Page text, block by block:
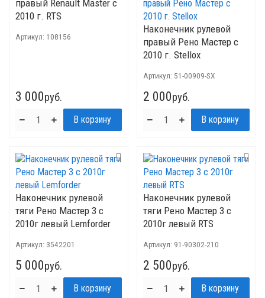
правый Renault Master с
2010 г. RTS
Артикул: 108156
3 000руб.
Наконечник рулевой
правый Рено Мастер с
2010 г. Stellox
Артикул: 51-00909-SX
2 000руб.
Наконечник рулевой
тяги Рено Мастер 3 с
2010г левый Lemforder
Артикул: 3542201
5 000руб.
Наконечник рулевой
тяги Рено Мастер 3 с
2010г левый RTS
Артикул: 91-90302-210
2 500руб.